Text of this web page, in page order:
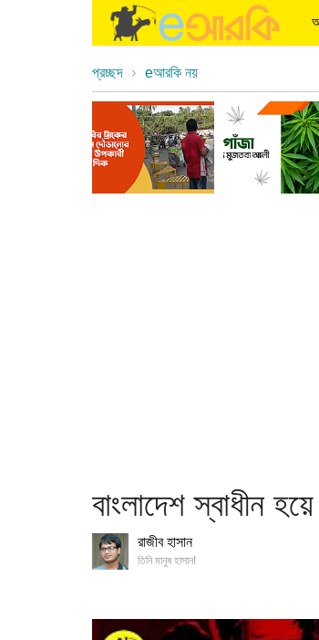
প্রচ্ছদ eআরকি নয়
বাংলাদেশ স্বাধীন
রাজীব হাসান
তিনি মানুষ হাসান!